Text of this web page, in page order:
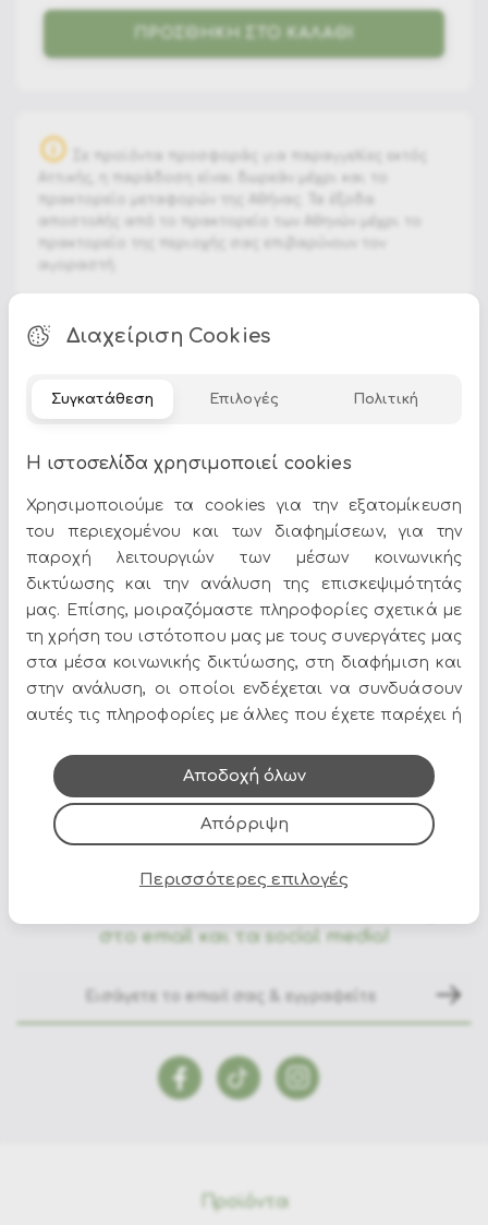
ΠΡΟΣΘΗΚΗ ΣΤΟ ΚΑΛΑΘΙ
BULB: E27 15W LED
E27 23W EN
FLUOR
Διαστάσεις : Φ32x57cm
ΤαΕπιτραπέζια Φωτιστικά αποτελούν ιδανική επιλογή
για να δώσετε χαρακτήρα στον χώρο σας. Στο Epilegin
θα βρείτε πλούσια γκάμα σε σχέδια, χρώματα και
υλικά, για να ταιριάζουν απόλυτα με το στυλ του
σπιτιού σας.
στο email και τα social media!
Προϊόντα
Διαχείριση Cookies
Συγκατάθεση Επιλογές Πολιτική
Η ιστοσελίδα χρησιμοποιεί cookies
Χρησιμοποιούμε τα cookies για την εξατομίκευση
του περιεχομένου και των διαφημίσεων, για την
παροχή λειτουργιών των μέσων κοινωνικής
δικτύωσης και την ανάλυση της επισκεψιμότητάς
μας. Επίσης, μοιραζόμαστε πληροφορίες σχετικά με
τη χρήση του ιστότοπου μας με τους συνεργάτες μας
στα μέσα κοινωνικής δικτύωσης, στη διαφήμιση και
στην ανάλυση, οι οποίοι ενδέχεται να συνδυάσουν
αυτές τις πληροφορίες με άλλες που έχετε παρέχει ή
τους.
Απόρριψη
Αποδοχή όλων
Περισσότερες επιλογές